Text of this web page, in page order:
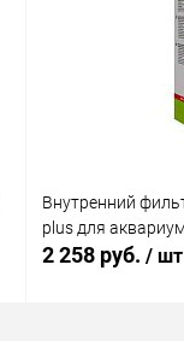
Внутренний
plus для
2 258 руб. / шт